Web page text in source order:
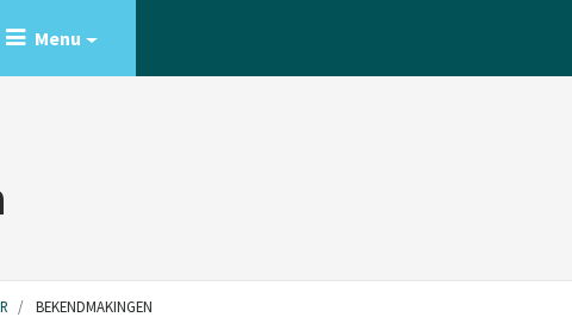
Menu
BEKENDMAKINGEN